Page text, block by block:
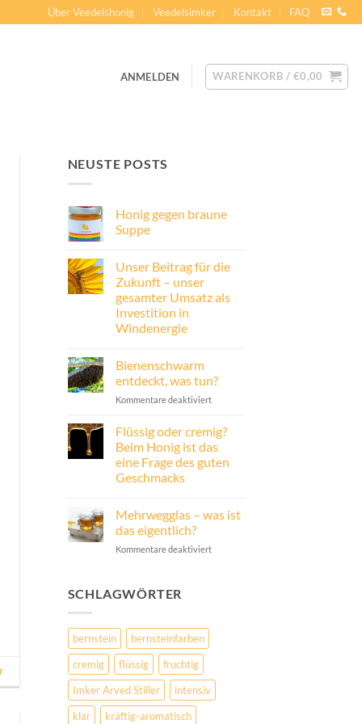
Über Veedelshonig Veedelsimker Kontakt FAQ
ANMELDEN WARENKORB / €0,00
NEUSTE POSTS
Honig gegen braune
Suppe
zu
Honig
gegen
braune
Suppe
Unser Beitrag für die
Zukunft – unser
gesamter Umsatz als
Investition in
Windenergie
zu
Unser
Beitrag
für
die
–
unser
gesamter
Umsatz
als
Investition
Bienenschwarm
entdeckt, was tun?
Kommentare deaktiviertfür
entdeckt,
was
tun?
Flüssig oder cremig?
Beim Honig ist das
eine Frage des guten
Geschmacks
zu
Flüssig
oder
cremig?
Beim
eine
guten
Geschmacks
Mehrwegglas – was ist
das eigentlich?
Kommentare deaktiviertfür
SCHLAGWÖRTER
bernstein
bernsteinfarben
cremig
flüssig
fruchtig
Imker Arved Stiller
intensiv
klar
kräftig-aromatisch